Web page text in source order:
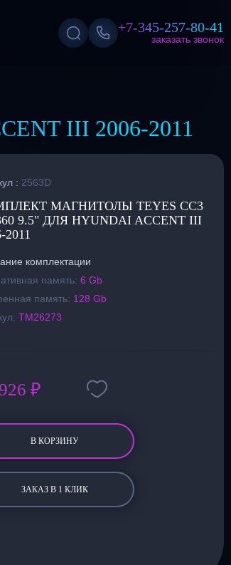
+7-345-257-80-41
заказать звонок
III 2006-2011
: 2563D
МАГНИТОЛЫ TEYES CC3
9.5" ДЛЯ HYUNDAI ACCENT III
2011
комплектации
память: 6 Gb
память: 128 Gb
TM26273
₽
В КОРЗИНУ
ЗАКАЗ В 1 КЛИК